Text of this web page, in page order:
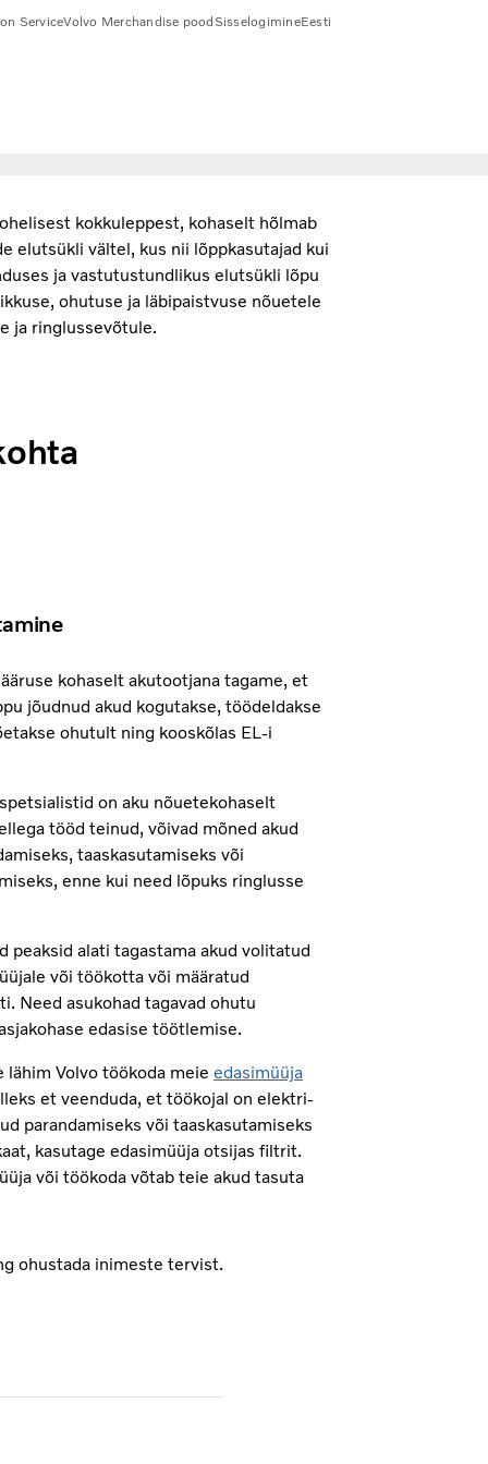
ServiceVolvo Merchandise pood SisselogimineEesti
kokkuleppest, kohaselt hõlmab
elutsükli vältel, kus nii lõppkasutajad kui
ja vastutustundlikus elutsükli lõpu
ohutuse ja läbipaistvuse nõuetele
ja ringlussevõtule.
kohaselt akutootjana tagame, et
jõudnud akud kogutakse, töödeldakse
ohutult ning kooskõlas EL-i
on aku nõuetekohaselt
tööd teinud, võivad mõned akud
taaskasutamiseks või
enne kui need lõpuks ringlusse
peaksid alati tagastama akud volitatud
või töökotta või määratud
Need asukohad tagavad ohutu
edasise töötlemise.
lähim Volvo töökoda meie edasimüüja
et veenduda, et töökojal on elektri-
parandamiseks või taaskasutamiseks
kasutage edasimüüja otsijas filtrit.
või töökoda võtab teie akud tasuta
ohustada inimeste tervist.